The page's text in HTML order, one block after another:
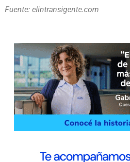
Fuente: elintransigente.com